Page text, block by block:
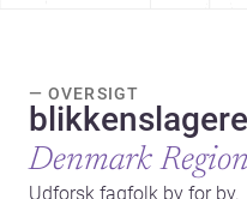
— OVERSIGT
Denmark Region
Udforsk fagfolk by for by.